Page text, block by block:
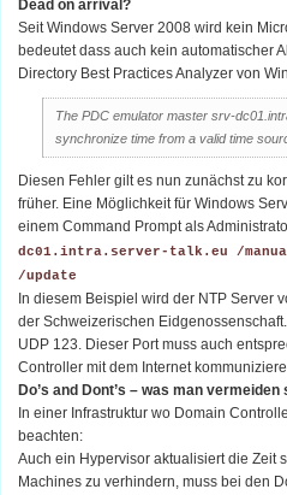
Dead on arrival?
Seit Windows Server 2008 wird kein
bedeutet dass auch kein automatischer
Directory Best Practices Analyzer von
The PDC emulator master srv-
synchronize time from a valid time
Diesen Fehler gilt es nun zunächst zu
früher. Eine Möglichkeit für Windows
einem Command Prompt als
dc01.intra.server-talk.eu /
/update
In diesem Beispiel wird der NTP Server
der Schweizerischen
UDP 123. Dieser Port muss auch
Controller mit dem Internet
Do’s and Dont’s – was man vermeiden
In einer Infrastruktur wo Domain
beachten:
Auch ein Hypervisor aktualisiert die Zeit
Machines zu verhindern, muss bei den